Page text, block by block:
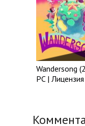
Wandersong
PC | Лицензия